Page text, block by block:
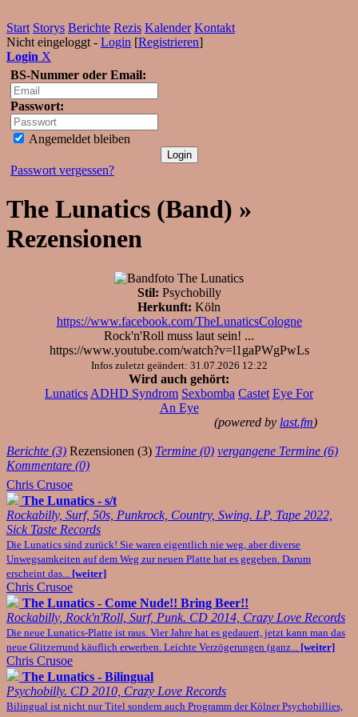
Start Storys Berichte Rezis Kalender Kontakt
Nicht eingeloggt - Login [Registrieren]
Login X
BS-Nummer oder Email:
Passwort:
Angemeldet bleiben
Passwort vergessen?
The Lunatics (Band) »
Rezensionen
Stil: Psychobilly
Herkunft: Köln
https://www.facebook.com/TheLunaticsCologne
Rock'n'Roll muss laut sein! ...
https://www.youtube.com/watch?v=l1gaPWgPwLs
Infos zuletzt geändert: 31.07.2026 12:22
Wird auch gehört:
Lunatics ADHD Syndrom Sexbomba Castet Eye For
An Eye
(powered by last.fm)
Berichte (3) Rezensionen (3) Termine (0) vergangene Termine (6)
Kommentare (0)
Chris Crusoe
The Lunatics - s/t
Rockabilly, Surf, 50s, Punkrock, Country, Swing. LP, Tape 2022,
Sick Taste Records
Die Lunatics sind zurück! Sie waren eigentlich nie weg, aber diverse
Unwegsamkeiten auf dem Weg zur neuen Platte hat es gegeben. Darum
erscheint das... [weiter]
Chris Crusoe
The Lunatics - Come Nude!! Bring Beer!!
Rockabilly, Rock'n'Roll, Surf, Punk. CD 2014, Crazy Love Records
Die neue Lunatics-Platte ist raus. Vier Jahre hat es gedauert, jetzt kann man das
neue Glitzerrund käuflich erwerben. Leichte Verzögerungen (ganz... [weiter]
Chris Crusoe
The Lunatics - Bilingual
Psychobilly. CD 2010, Crazy Love Records
Bilingual ist nicht nur Titel sondern auch Programm der Kölner Psychobillies,